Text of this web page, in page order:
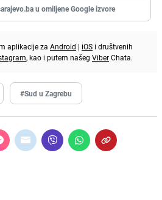
u omiljene Google izvore
aplikacije za Android | iOS i društvenih
, kao i putem našeg ViberChata.
#Sud u Zagrebu